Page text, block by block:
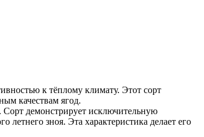
к тёплому климату. Этот сорт
качествам ягод.
Сорт демонстрирует исключительную
летнего зноя. Эта характеристика делает его